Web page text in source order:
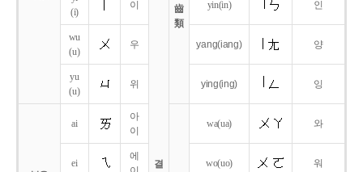
결
齒
類
(i)
이 yin(in) 인
wu
(u)
우 yang(iang) 양
yu
(u)
위 ying(ing) 잉
ai
아
이
wa(ua) 와
ei
에
wo(uo) 워